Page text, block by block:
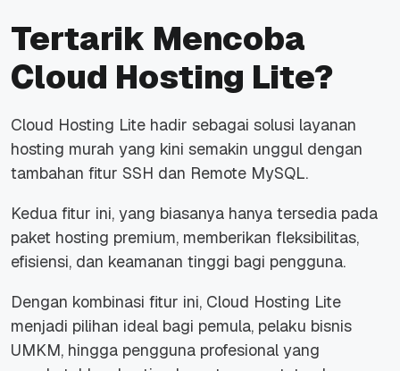
Tertarik Mencoba
Cloud Hosting Lite?
Cloud Hosting Lite hadir sebagai solusi layanan
hosting murah yang kini semakin unggul dengan
tambahan fitur SSH dan Remote MySQL.
Kedua fitur ini, yang biasanya hanya tersedia pada
paket hosting premium, memberikan fleksibilitas,
efisiensi, dan keamanan tinggi bagi pengguna.
Dengan kombinasi fitur ini, Cloud Hosting Lite
menjadi pilihan ideal bagi pemula, pelaku bisnis
UMKM, hingga pengguna profesional yang